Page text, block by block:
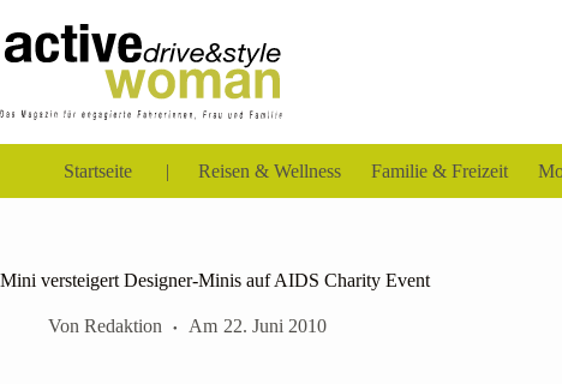
Inhalt
springen
Startseite Reisen & Wellness Familie & Freizeit
Mini versteigert Designer-Minis auf AIDS Charity Event
Von Redaktion Am 22. Juni 2010